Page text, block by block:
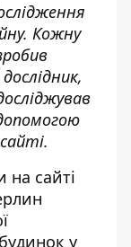
Кожну
на сайті
у